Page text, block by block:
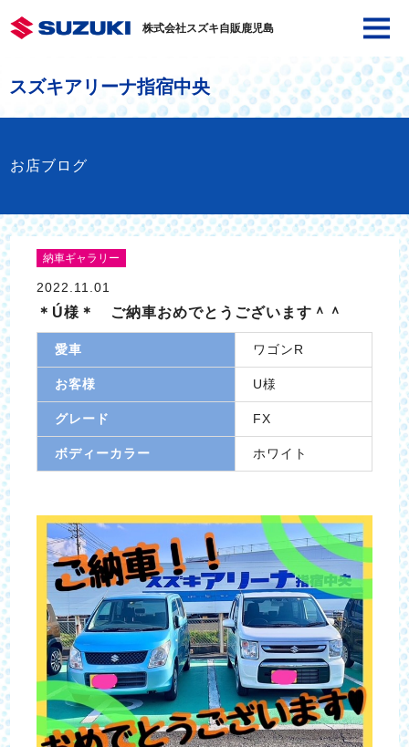
株式会社スズキ自販鹿児島
スズキアリーナ指宿中央
お店ブログ
納車ギャラリー
2022.11.01
＊Ú様＊ ご納車おめでとうございます＾＾
愛車 ワゴンR
お客様 U様
グレード FX
ボディーカラー ホワイト